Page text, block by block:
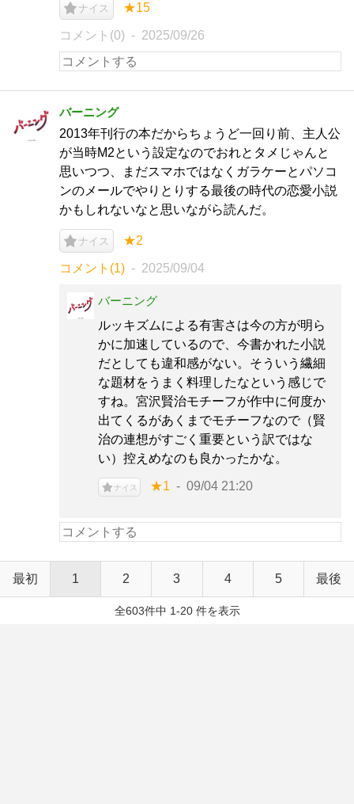
ナイス ★15
コメント(0) 2025/09/26
バーニング
2013年刊行の本だからちょうど一回り前、主人公
が当時M2という設定なのでおれとタメじゃんと
思いつつ、まだスマホではなくガラケーとパソコ
ンのメールでやりとりする最後の時代の恋愛小説
かもしれないなと思いながら読んだ。
ナイス ★2
コメント(1) 2025/09/04
バーニング
ルッキズムによる有害さは今の方が明ら
かに加速しているので、今書かれた小説
だとしても違和感がない。そういう繊細
な題材をうまく料理したなという感じで
すね。宮沢賢治モチーフが作中に何度か
出てくるがあくまでモチーフなので（賢
治の連想がすごく重要という訳ではな
い）控えめなのも良かったかな。
ナイス ★1 09/04 21:20
最初 1 2 3 4 5 最後
全603件中 1-20 件を表示